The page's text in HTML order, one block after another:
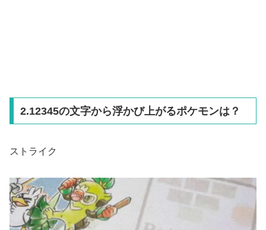
2.12345の文字から浮かび上がるポケモンは？
ストライク